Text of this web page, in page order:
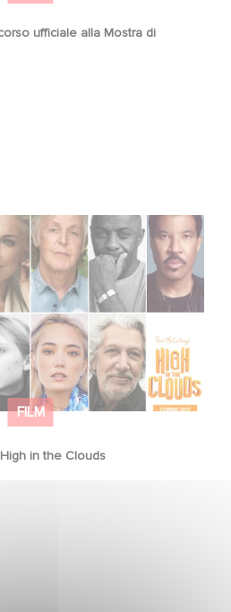
ufficiale alla Mostra di
FILM
in the Clouds
High in the Clouds